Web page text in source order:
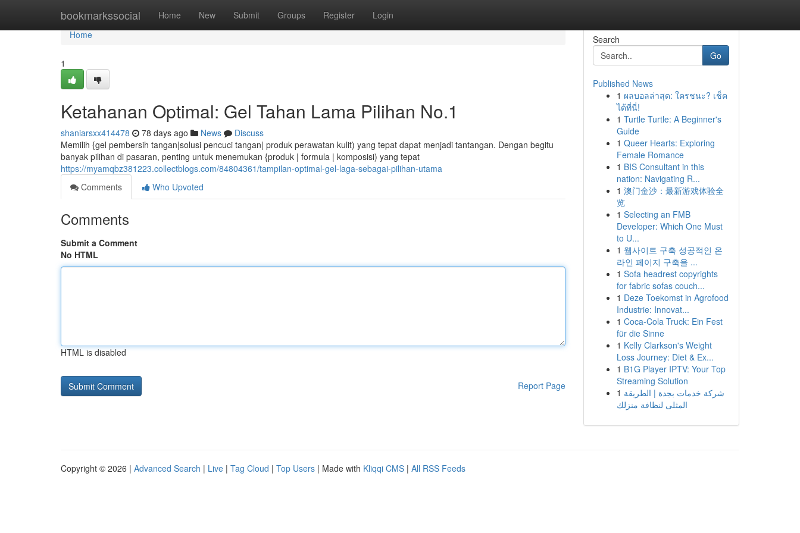
bookmarkssocial Home New Submit Groups Register Login
Home
Home
1
Ketahanan Optimal: Gel Tahan Lama Pilihan No.1
shaniarsxx414478 78 days ago News
Discuss
Memilih {gel pembersih tangan|solusi pencuci tangan| produk perawatan kulit) yang tepat dapat menjadi tantangan. Dengan begitu
banyak pilihan di pasaran, penting untuk menemukan {produk | formula | komposisi) yang tepat
https://myamqbz381223.collectblogs.com/84804361/tampilan-optimal-gel-laga-sebagai-pilihan-utama
Comments
Who Upvoted
Comments
Submit a Comment
No HTML
HTML is disabled
Report Page
Search
Go
Published News
1 ผลบอลล่าสุด: ใครชนะ? เช็ค
ได้ที่นี่!
1 Turtle Turtle: A Beginner's
Guide
1 Queer Hearts: Exploring
Female Romance
1 BIS Consultant in this
nation: Navigating R...
1 澳门金沙：最新游戏体验全
览
1 Selecting an FMB
Developer: Which One Must
to U...
1 웹사이트 구축 성공적인 온
라인 페이지 구축을 ...
1 Sofa headrest copyrights
for fabric sofas couch...
1 Deze Toekomst in Agrofood
Industrie: Innovat...
1 Coca-Cola Truck: Ein Fest
für die Sinne
1 Kelly Clarkson's Weight
Loss Journey: Diet & Ex...
1 B1G Player IPTV: Your Top
Streaming Solution
1 شركة خدمات بجدة | الطريقة
المثلى لنظافة منزلك
Copyright © 2026 | Advanced Search | Live | Tag Cloud | Top Users | Made with Kliqqi CMS | All RSS Feeds